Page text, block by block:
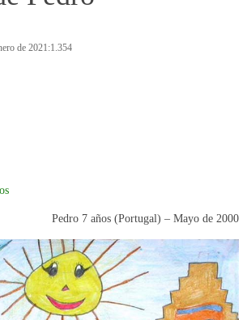
de 2021:1.354
Pedro 7 años (Portugal) – Mayo de 2000